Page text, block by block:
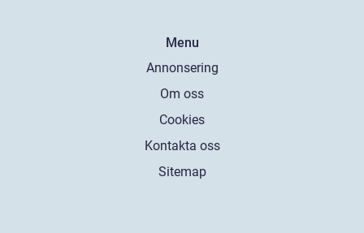
Menu
Annonsering
Om oss
Cookies
Kontakta oss
Sitemap